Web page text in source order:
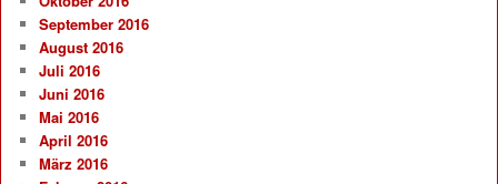
September 2016
August 2016
Juli 2016
Juni 2016
Mai 2016
April 2016
März 2016